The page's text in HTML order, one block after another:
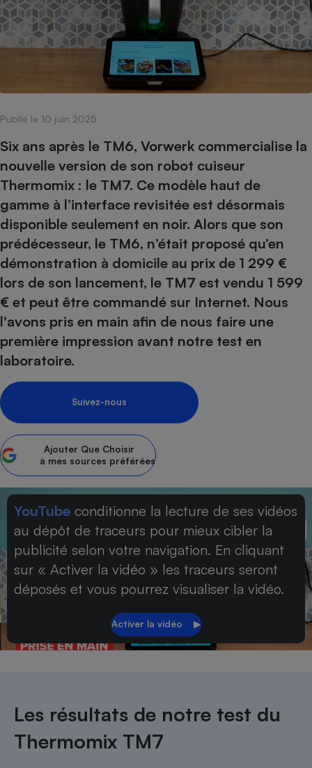
Publié le 10 juin 2025
Six ans après le TM6, Vorwerk commercialise la
nouvelle version de son robot cuiseur
Thermomix : le TM7. Ce modèle haut de
gamme à l’interface revisitée est désormais
disponible seulement en noir. Alors que son
prédécesseur, le TM6, n’était proposé qu’en
démonstration à domicile au prix de 1 299 €
lors de son lancement, le TM7 est vendu 1 599
€ et peut être commandé sur Internet. Nous
l'avons pris en main afin de nous faire une
première impression avant notre test en
laboratoire.
Suivez-nous
Ajouter Que Choisir
à mes sources préférées
YouTube conditionne la lecture de ses vidéos
au dépôt de traceurs pour mieux cibler la
publicité selon votre navigation. En cliquant
sur « Activer la vidéo » les traceurs seront
déposés et vous pourrez visualiser la vidéo.
Les résultats de notre test du
Thermomix TM7
Sécurité - Hygiène
Supermarché - Drive
Complément
Assurance
Banque - Crédit
Epargne - Fiscalité
Mutuelle
Circulation routière
Contrôle technique -
Pièce détachée
Moto
Comparateur auto
Comparatif
Comparatif climatiseur
Comparatif aspirateur
Comparatif aspirateur
Comparatif cafetière
Comparatif robot cuiseur
Comparatif centrale
Gros électroménager
Petit électroménager -
Lave-linge
Plaque de cuisson à
Électricité - Gaz
Comparatif casque audio
Comparatif ordinateur
Comparatif ultrabook
Comparatif tablette
Image et son
Informatique
Internet
Téléphonie
Téléviseur
Téléphone mobile -
Smartphone
Crédit immobilier
Comparatif tondeuse
Aménagement
Bricolage - Jardinage
Chauffage
Produit d'entretien
Sécurité domestique
Radiateur électrique
Climatiseur -
Hygiène - Beauté
Maladie - Médecine -
Système de santé -
Antimoustique
Maison de retraite
Retraite
Choisir son fioul
Choisir son pellet
Comparateur assurance emprunteur
Energie Moins Chère Ensemble
Tous les comparateurs
Toutes les cartes interactives
Speedtest - Testez le débit de votre
connexion Internet